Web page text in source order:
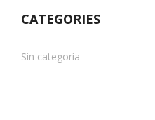
CATEGORIES
Sin categoría